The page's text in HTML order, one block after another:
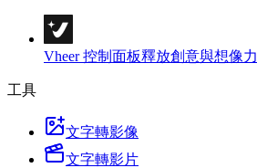
Vheer 控制面板釋放創意與想像力
工具
文字轉影像
文字轉影片